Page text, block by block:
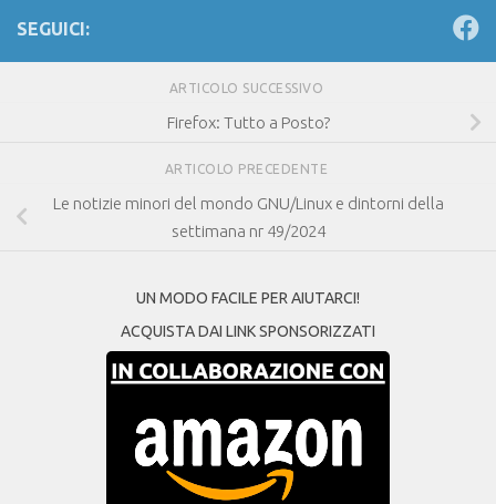
SEGUICI:
ARTICOLO SUCCESSIVO
Firefox: Tutto a Posto?
ARTICOLO PRECEDENTE
Le notizie minori del mondo GNU/Linux e dintorni della
settimana nr 49/2024
UN MODO FACILE PER AIUTARCI!
ACQUISTA DAI LINK SPONSORIZZATI